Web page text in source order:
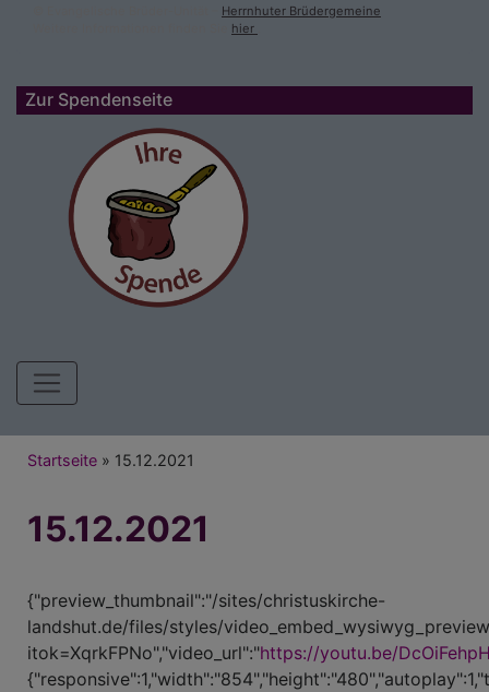
Herrnhuter Brüdergemeine
hier
Zur Spendenseite
Hauptnavigation
Breadcrumb
Startseite 15.12.2021
15.12.2021
{"preview_thumbnail":"/sites/christuskirche-
landshut.de/files/styles/
itok=XqrkFPNo","video_url":"https://youtu.be/